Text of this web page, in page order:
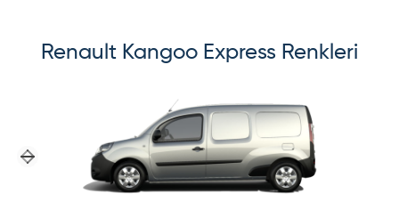
Renault Kangoo Express Renkleri
Previous slide
Next slide